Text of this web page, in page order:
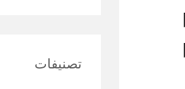
تصنيفات